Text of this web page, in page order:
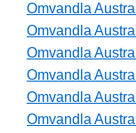
Omvandla
Omvandla
Omvandla
Omvandla
Omvandla
Omvandla